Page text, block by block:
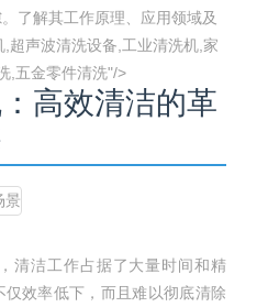
了解其工作原理、应用领域及
超声波清洗设备,工业清洗机,家
,五金零件清洗"/>
高效清洁的革
清洁工作占据了大量时间和精
效率低下，而且难以彻底清除